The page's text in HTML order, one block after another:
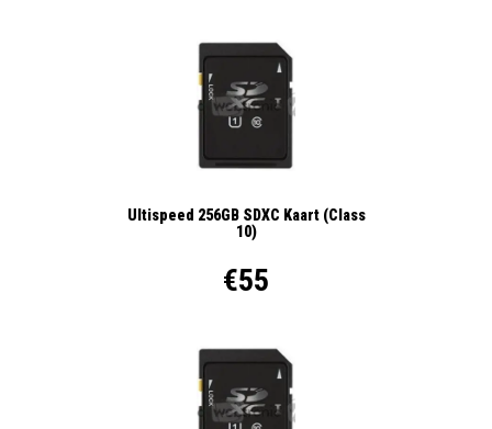
Ultispeed 256GB SDXC Kaart (Class
10)
€55